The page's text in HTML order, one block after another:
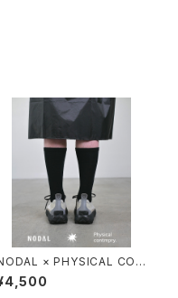
× PHYSICAL CON